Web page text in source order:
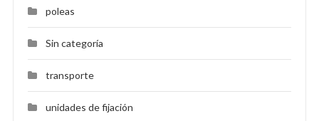
poleas
Sin categoría
transporte
unidades de fijación